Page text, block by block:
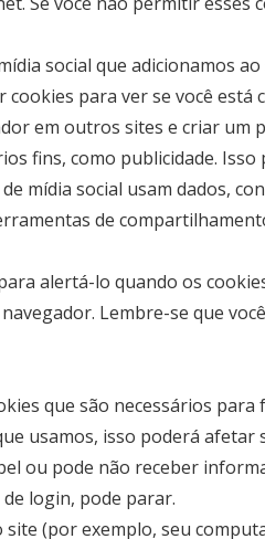
social que adicionamos
cookies para ver se você
em outros sites e criar um
fins, como publicidade.
mídia social usam dados,
de
alertá-lo quando os
Lembre-se que
que são necessários
usamos, isso poderá
ou pode não receber
login, pode parar.
(por exemplo, seu